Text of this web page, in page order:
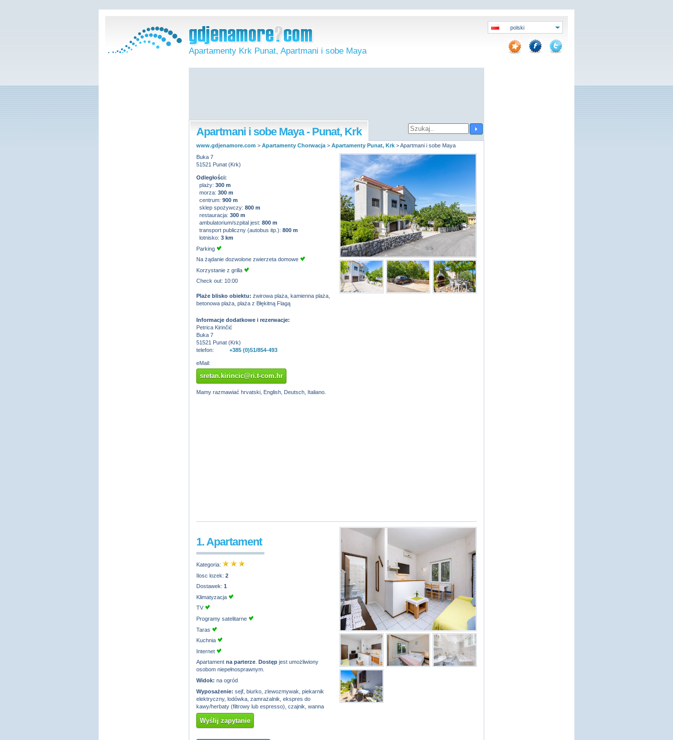
Apartamenty Krk Punat, Apartmani i sobe Maya
polski
Apartmani i sobe Maya - Punat, Krk
www.gdjenamore.com > Apartamenty Chorwacja > Apartamenty Punat, Krk >Apartmani i sobe Maya
Buka 7
51521 Punat (Krk)
Odległości:
plaży: 300 m
morza: 300 m
centrum: 900 m
sklep spożywczy: 800 m
restauracja: 300 m
ambulatorium/szpital jest: 800 m
transport publiczny (autobus itp.): 800 m
lotnisko: 3 km
Parking
Na żądanie dozwolone zwierzeta domowe
Korzystanie z grilla
Check out: 10:00
Plaże blisko obiektu: żwirowa plaża, kamienna plaża,
betonowa plaża, plaża z Błękitną Flagą
Informacje dodatkowe i rezerwacje:
Petrica Kirinčić
Buka 7
51521 Punat (Krk)
telefon:
+385 (0)51/854-493
eMail:
sretan.kirincic@ri.t-com.hr
Mamy razmawiać hrvatski, English, Deutsch, Italiano.
1. Apartament
Kategoria:
Ilosc lozek: 2
Dostawek: 1
Klimatyzacja
TV
Programy satelitarne
Taras
Kuchnia
Internet
Apartament na parterze. Dostęp jest umożliwiony
osobom niepełnosprawnym.
Widok: na ogród
Wyposażenie: sejf, biurko, zlewozmywak, piekarnik
elektryczny, lodówka, zamrażalnik, ekspres do
kawy/herbaty (filtrowy lub espresso), czajnik, wanna
Wyślij zapytanie